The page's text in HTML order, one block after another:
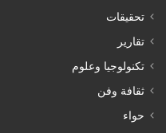
تحقيقات
تقارير
تكنولوجيا وعلوم
ثقافة وفن
حواء